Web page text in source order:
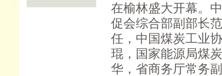
在榆林盛大开幕。
促会综合部副部长
任，中国煤炭工业
琨，国家能源局煤
华，省商务厅常务